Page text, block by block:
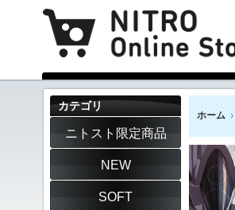
ホーム
カテゴリ
ニトスト限定商品
NEW
SOFT